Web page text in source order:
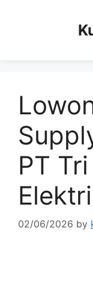
PT
02/06/2026 by